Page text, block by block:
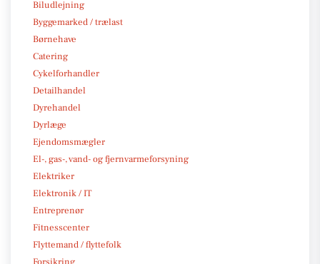
Biludlejning
Byggemarked / trælast
Børnehave
Catering
Cykelforhandler
Detailhandel
Dyrehandel
Dyrlæge
Ejendomsmægler
El-, gas-, vand- og fjernvarmeforsyning
Elektriker
Elektronik / IT
Entreprenør
Fitnesscenter
Flyttemand / flyttefolk
Forsikring